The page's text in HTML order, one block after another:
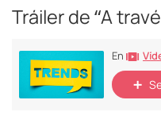
Tráiler de “A
En